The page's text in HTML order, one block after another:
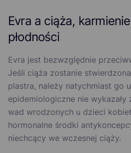
Evra a ciąża,
płodności
Evra jest bezwzględnie
Jeśli ciąża zostanie
plastra, należy natychmiast go
epidemiologiczne nie
wad wrodzonych u dzieci
hormonalne środki
niechcący we wczesnej ciąży.